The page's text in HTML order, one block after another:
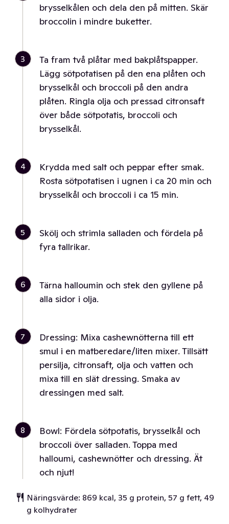
brysselkålen och dela den på mitten. Skär
broccolin i mindre buketter.
3
Ta fram två plåtar med bakplåtspapper.
Lägg sötpotatisen på den ena plåten och
brysselkål och broccoli på den andra
plåten. Ringla olja och pressad citronsaft
över både sötpotatis, broccoli och
brysselkål.
4
Krydda med salt och peppar efter smak.
Rosta sötpotatisen i ugnen i ca 20 min och
brysselkål och broccoli i ca 15 min.
5
Skölj och strimla salladen och fördela på
fyra tallrikar.
6
Tärna halloumin och stek den gyllene på
alla sidor i olja.
7
Dressing: Mixa cashewnötterna till ett
smul i en matberedare/liten mixer. Tillsätt
persilja, citronsaft, olja och vatten och
mixa till en slät dressing. Smaka av
dressingen med salt.
8
Bowl: Fördela sötpotatis, brysselkål och
broccoli över salladen. Toppa med
halloumi, cashewnötter och dressing. Ät
och njut!
Näringsvärde: 869 kcal, 35 g protein, 57 g fett, 49
g kolhydrater